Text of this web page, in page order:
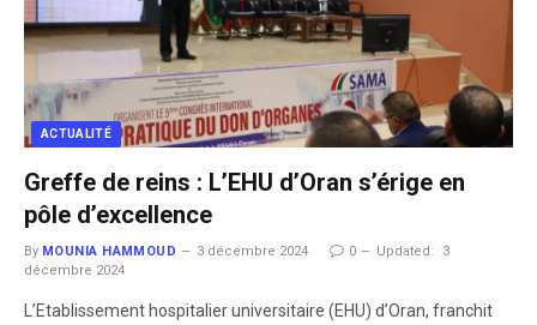
ACTUALITÉ
Greffe de reins : L’EHU d’Oran s’érige en
pôle d’excellence
By MOUNIA HAMMOUD 3 décembre 2024 0 Updated:
3
décembre 2024
L’Etablissement hospitalier universitaire (EHU) d’Oran, franchit